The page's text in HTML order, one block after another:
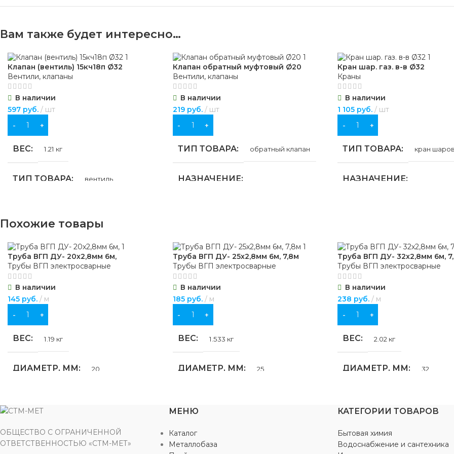
Вам также будет интересно…
Клапан (вентиль) 15кч18п Ø32
Вентили, клапаны
В наличии
597 руб. шт
В КОРЗИНУ
ВЕС 1.21 кг
ТИП ТОВАРА вентиль
ЦВЕТ черный
МАТЕРИАЛ
ДИАМЕТР
УПРАВЛЕНИЕ
ТИП ПРИСОЕДИНЕНИЯ
муфтовый
Клапан обратный муфтовый Ø20
Вентили, клапаны
В наличии
219руб. шт
В КОРЗИНУ
ТИП ТОВАРА обратный клапан
НАЗНАЧЕНИЕ
МАТЕРИАЛ латунь
ДИАМЕТР
УПРАВЛЕНИЕ
УСЛОВНОЕ ДАВЛЕНИЕ
муфтовый
РЕЗЬБА
Кран шар. газ. в-в Ø32
Краны
В наличии
1 105 руб. шт
В КОРЗИНУ
ТИП ТОВАРА кран
НАЗНАЧЕНИЕ
ДИАМЕТР 1 1/4″,Ду 32
УПРАВЛЕНИЕ
УСЛОВНОЕ ДАВЛЕНИЕ
РЕЗЬБА
Похожие товары
Труба ВГП ДУ- 20х2,8мм 6м,
Трубы ВГП электросварные
В наличии
145 руб. м
В КОРЗИНУ
ВЕС 1.19 кг
ДИАМЕТР, ММ 20
ФОРМА Круглая
Труба ВГП ДУ- 25х2,8мм 6м, 7,8м
Трубы ВГП электросварные
В наличии
185руб. м
В КОРЗИНУ
ВЕС 1.533 кг
ДИАМЕТР, ММ 25
Труба ВГП ДУ- 32х2,8мм 6м,
Трубы ВГП электросварные
В наличии
238 руб. м
В КОРЗИНУ
ВЕС 2.02 кг
ДИАМЕТР, ММ 32
ОБЩЕСТВО С ОГРАНИЧЕННОЙ
ОТВЕТСТВЕННОСТЬЮ «СТМ-МЕТ»
МЕНЮ
Каталог
Металлобаза
КАТЕГОРИИ ТОВАРОВ
Бытовая химия
Водоснабжение и сантехника